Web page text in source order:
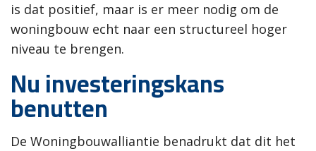
is dat positief, maar is er meer nodig om de
woningbouw echt naar een structureel hoger
niveau te brengen.
Nu investeringskans
benutten
De Woningbouwalliantie benadrukt dat dit het